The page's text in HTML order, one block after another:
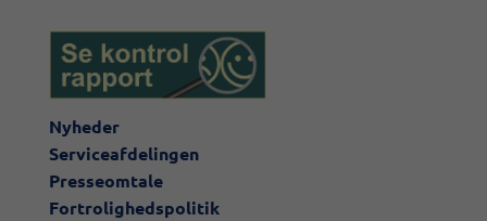
Nyheder
Serviceafdelingen
Presseomtale
Fortrolighedspolitik